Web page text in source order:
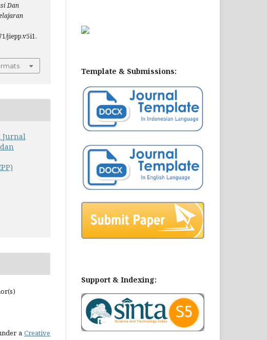
Dan
jiepp.v5i1.
Jurnal
a Creative
Template & Submissions:
Support & Indexing: